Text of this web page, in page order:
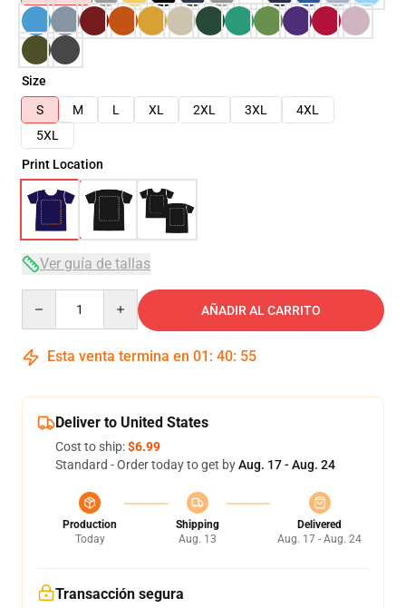
Size
S
M L XL 2XL 3XL
4XL
5XL
Print Location
Ver guía de tallas
AÑADIR AL CARRITO
Esta venta termina en 01 : 40: 54
Deliver to United States
Cost to ship:$6.99
Standard - Order today to get byAug. 17 - Aug. 24
Production
Today
Shipping
Aug. 13
Delivered
Aug. 17 - Aug. 24
Transacción segura